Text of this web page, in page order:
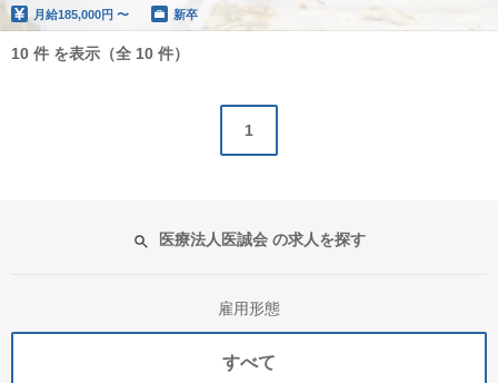
月給185,000円 〜 新卒
10 件 を表示（全 10 件）
1
医療法人医誠会 の求人を探す
雇用形態
すべて